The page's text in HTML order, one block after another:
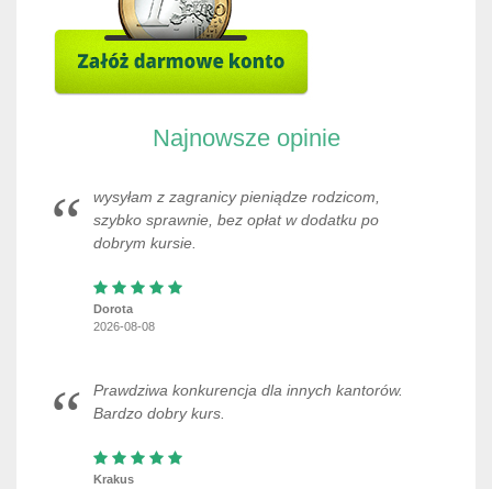
Najnowsze opinie
wysyłam z zagranicy pieniądze rodzicom,
szybko sprawnie, bez opłat w dodatku po
dobrym kursie.
Dorota
2026-08-08
Prawdziwa konkurencja dla innych kantorów.
Bardzo dobry kurs.
Krakus